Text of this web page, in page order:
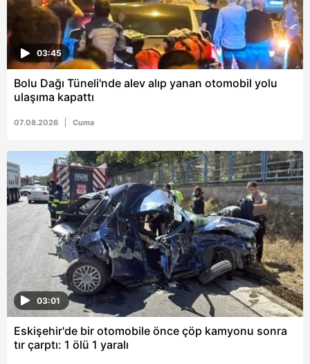
ilgili mevzuata uygun olarak kullanılan çerezlerle ilgili bilgi
almak için lütfentıklayınız.
03:45
Bolu Dağı Tüneli'nde alev alıp yanan otomobil yolu
ulaşıma kapattı
07.08.2026 Cuma
03:01
Eskişehir'de bir otomobile önce çöp kamyonu sonra
tır çarptı: 1 ölü 1 yaralı